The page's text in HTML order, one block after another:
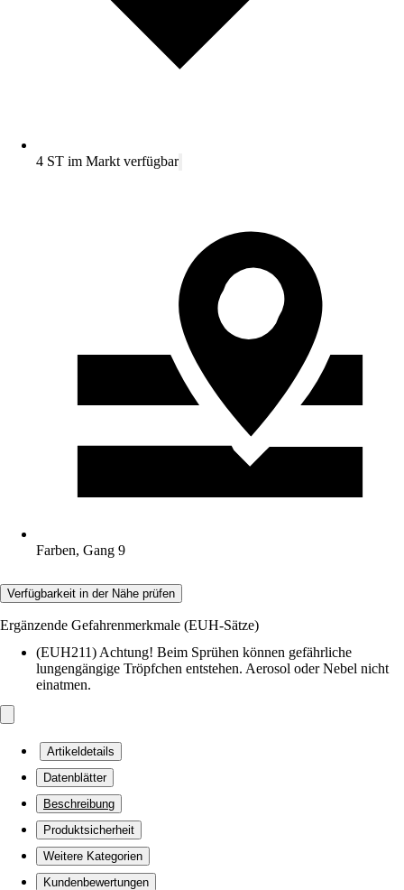
4 ST im Markt verfügbar
Farben, Gang 9
Verfügbarkeit in der Nähe prüfen
Ergänzende Gefahrenmerkmale (EUH-Sätze)
(EUH211) Achtung! Beim Sprühen können gefährliche
lungengängige Tröpfchen entstehen. Aerosol oder Nebel nicht
einatmen.
Artikeldetails
Datenblätter
Beschreibung
Produktsicherheit
Weitere Kategorien
Kundenbewertungen